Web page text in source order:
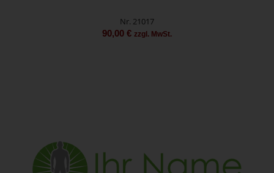
Nr. 21017
90,00 € zzgl. MwSt.